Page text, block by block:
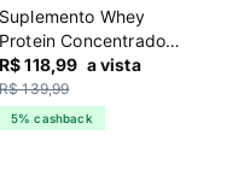
Suplemento Whey
Protein Concentrado
900g Shark Pro Branca
R$ 118,99 a vista
R$ 139,99
5% cashback